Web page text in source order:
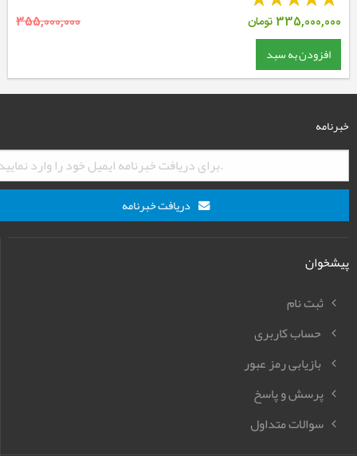
335,000,000تومان 355,000,000
افزودن به سبد
خبرنامه
دریافت خبرنامه
پیشخوان
ثبت نام
حساب کاربری
بازیابی رمز عبور
پرسش و پاسخ
سوالات متداول